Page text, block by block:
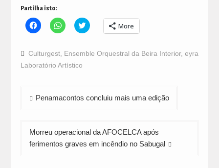
Partilha isto:
Click
to
Facebook
(Opens
new
Click
to
WhatsApp
(Opens
in
new
Click
to
Twitter
(Opens
More
Culturgest, Ensemble Orquestral da Beira Interior, eyra
Laboratório Artístico
Navegação
Penamacontos concluiu mais uma edição
Morreu operacional da AFOCELCA após
ferimentos graves em incêndio no Sabugal